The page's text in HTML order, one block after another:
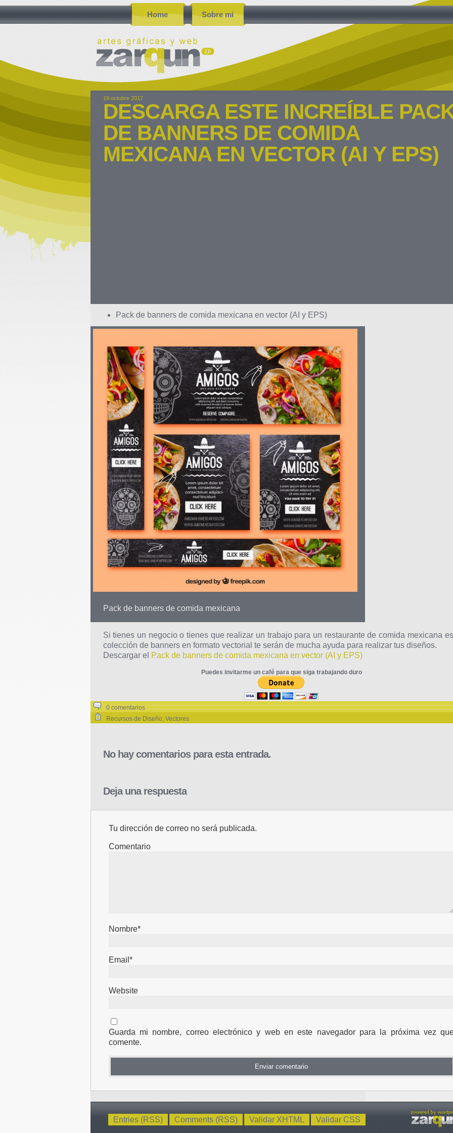
Home Sobre mi
19 octubre 2017
DESCARGA ESTE INCREÍBLE
DE BANNERS DE COMIDA
MEXICANA EN VECTOR (AI Y EPS)
Pack de banners de comida mexicana en vector (AI y EPS)
Pack de banners de comida mexicana
Si tienes un negocio o tienes que realizar un trabajo para un restaurante de comida mexicana
colección de banners en formato vectorial te serán de mucha ayuda para realizar tus diseños.
Descargar el
Pack de banners de comida mexicana en vector (AI y EPS)
Puedes invitarme un café para que siga trabajando duro
0 comentarios
Recursos de Diseño, Vectores
No hay comentarios para esta entrada.
Deja una respuesta
Tu dirección de correo no será publicada.
Comentario
Nombre*
Email*
Website
Guarda mi nombre, correo electrónico y web en este navegador para la próxima vez
comente.
Entries (RSS) Comments (RSS) Validar XHTML Validar CSS